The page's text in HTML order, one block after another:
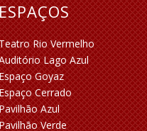
Rio Vermelho
Lago Azul
Goyaz
Cerrado
Azul
Verde